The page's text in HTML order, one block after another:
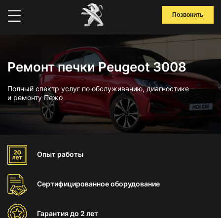
Позвонить
Ремонт печки Peugeot 3008
Полный спектр услуг по обслуживанию, диагностике
и ремонту Пежо
Опыт работы
Сертифицированноеоборудование
Гарантиядо 2 лет